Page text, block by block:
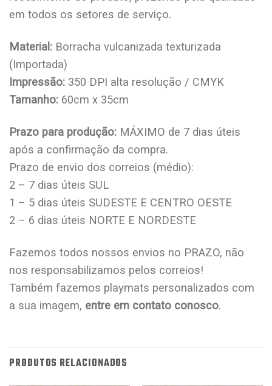
em todos os setores de serviço.
Material: Borracha vulcanizada texturizada
(Importada)
Impressão: 350 DPI alta resolução / CMYK
Tamanho: 60cm x 35cm
Prazo para produção: MÁXIMO de 7 dias úteis
após a confirmação da compra.
Prazo de envio dos correios (médio):
2 – 7 dias úteis SUL
1 – 5 dias úteis SUDESTE E CENTRO OESTE
2 – 6 dias úteis NORTE E NORDESTE
Fazemos todos nossos envios no PRAZO, não
nos responsabilizamos pelos correios!
Também fazemos playmats personalizados com
a sua imagem, entre em contato conosco.
PRODUTOS RELACIONADOS